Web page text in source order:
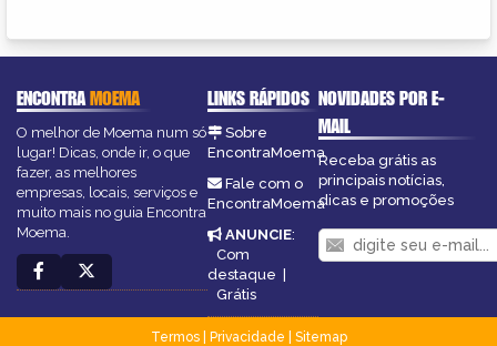
ENCONTRAMOEMA
O melhor de Moema num só
lugar! Dicas, onde ir, o que
fazer, as melhores
empresas, locais, serviços e
muito mais no guia Encontra
Moema.
LINKS RÁPIDOS
Sobre
EncontraMoema
Fale com o
EncontraMoema
ANUNCIE:
Com
destaque |
Grátis
NOVIDADES POR E-
MAIL
Receba grátis as
principais notícias,
dicas e promoções
Termos| Privacidade
Sitemap